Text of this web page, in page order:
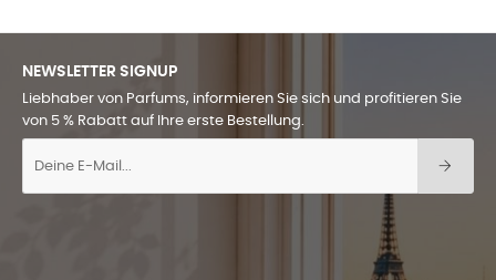
NEWSLETTER SIGNUP
Liebhaber von Parfums, informieren Sie sich und profitieren Sie
von 5 % Rabatt auf Ihre erste Bestellung.